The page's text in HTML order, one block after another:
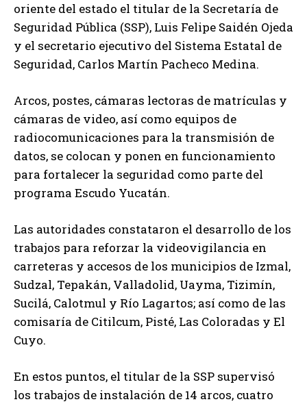
oriente del estado el titular de la Secretaría de
Seguridad Pública (SSP), Luis Felipe Saidén Ojeda
y el secretario ejecutivo del Sistema Estatal de
Seguridad, Carlos Martín Pacheco Medina.
Arcos, postes, cámaras lectoras de matrículas y
cámaras de video, así como equipos de
radiocomunicaciones para la transmisión de
datos, se colocan y ponen en funcionamiento
para fortalecer la seguridad como parte del
programa Escudo Yucatán.
Las autoridades constataron el desarrollo de los
trabajos para reforzar la videovigilancia en
carreteras y accesos de los municipios de Izmal,
Sudzal, Tepakán, Valladolid, Uayma, Tizimín,
Sucilá, Calotmul y Río Lagartos; así como de las
comisaría de Citilcum, Pisté, Las Coloradas y El
Cuyo.
En estos puntos, el titular de la SSP supervisó
los trabajos de instalación de 14 arcos, cuatro